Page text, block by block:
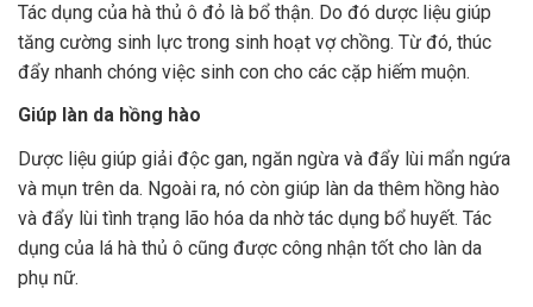
Tác dụng của hà thủ ô đỏ là bổ thận. Do đó dược liệu giúp
tăng cường sinh lực trong sinh hoạt vợ chồng. Từ đó, thúc
đẩy nhanh chóng việc sinh con cho các cặp hiếm muộn.
Giúp làn da hồng hào
Dược liệu giúp giải độc gan, ngăn ngừa và đẩy lùi mẩn ngứa
và mụn trên da. Ngoài ra, nó còn giúp làn da thêm hồng hào
và đẩy lùi tình trạng lão hóa da nhờ tác dụng bổ huyết. Tác
dụng của lá hà thủ ô cũng được công nhận tốt cho làn da
phụ nữ.